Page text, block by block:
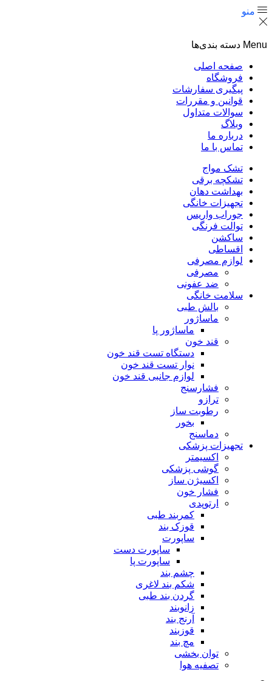
منو
Menu دسته بندی‌ها
صفحه اصلی
فروشگاه
پیگیری سفارشات
قوانین و مقررات
سوالات متداول
وبلاگ
درباره ما
تماس با ما
تشک مواج
تشکچه برقی
بهداشت دهان
تجهیزات خانگی
جوراب واریس
توالت فرنگی
ساکشن
اقساطی
لوازم مصرفی
مصرفی
ضد عفونی
سلامت خانگی
بالش طبی
ماساژور
ماساژور پا
قند خون
دستگاه تست قند خون
نوار تست قند خون
لوازم جانبی قند خون
فشارسنج
ترازو
رطوبت ساز
بخور
دماسنج
تجهیزات پزشکی
اکسیمتر
گوشی پزشکی
اکسیژن ساز
فشار خون
ارتوپدی
کمربند طبی
قوزک بند
ساپورت
ساپورت دست
ساپورت پا
چشم بند
شکم بند لاغری
گردن بند طبی
زانوبند
آرنج بند
قوزبند
مچ بند
توان بخشی
تصفیه هوا